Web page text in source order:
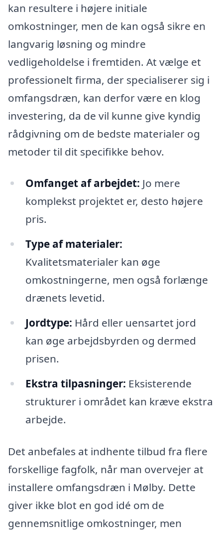
kan resultere i højere initiale
omkostninger, men de kan også sikre en
langvarig løsning og mindre
vedligeholdelse i fremtiden. At vælge et
professionelt firma, der specialiserer sig i
omfangsdræn, kan derfor være en klog
investering, da de vil kunne give kyndig
rådgivning om de bedste materialer og
metoder til dit specifikke behov.
Omfanget af arbejdet: Jo mere
komplekst projektet er, desto højere
pris.
Type af materialer:
Kvalitetsmaterialer kan øge
omkostningerne, men også forlænge
drænets levetid.
Jordtype: Hård eller uensartet jord
kan øge arbejdsbyrden og dermed
prisen.
Ekstra tilpasninger: Eksisterende
strukturer i området kan kræve ekstra
arbejde.
Det anbefales at indhente tilbud fra flere
forskellige fagfolk, når man overvejer at
installere omfangsdræn i Mølby. Dette
giver ikke blot en god idé om de
gennemsnitlige omkostninger, men